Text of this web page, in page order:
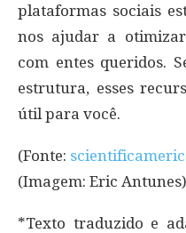
plataformas sociais
nos ajudar a
com entes queridos.
estrutura, esses
útil para você.
(Fonte:
(Imagem: Eric Antunes)
*Texto traduzido e